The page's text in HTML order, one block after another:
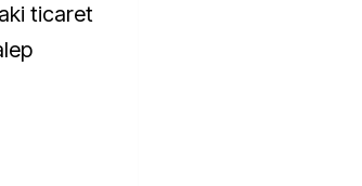
ticaret